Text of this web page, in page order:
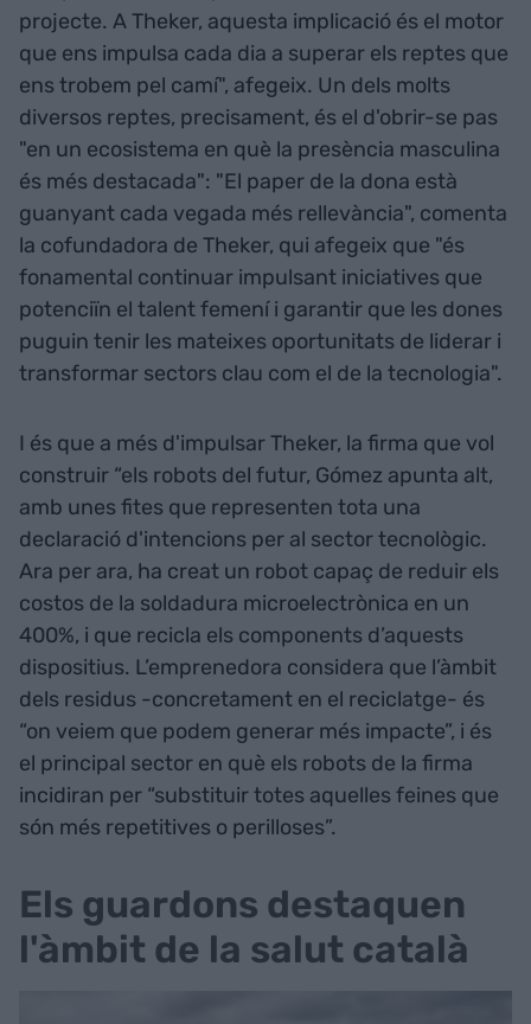
projecte. A Theker, aquesta implicació és el motor
que ens impulsa cada dia a superar els reptes que
ens trobem pel camí", afegeix. Un dels molts
diversos reptes, precisament, és el d'obrir-se pas
"en un ecosistema en què la presència masculina
és més destacada": "El paper de la dona està
guanyant cada vegada més rellevància", comenta
la cofundadora de Theker, qui afegeix que "és
fonamental continuar impulsant iniciatives que
potenciïn el talent femení i garantir que les dones
puguin tenir les mateixes oportunitats de liderar i
transformar sectors clau com el de la tecnologia".
I és que a més d'impulsar Theker, la firma que vol
construir “els robots del futur, Gómez apunta alt,
amb unes fites que representen tota una
declaració d'intencions per al sector tecnològic.
Ara per ara, ha creat un robot capaç de reduir els
costos de la soldadura microelectrònica en un
400%, i que recicla els components d’aquests
dispositius. L’emprenedora considera que l’àmbit
dels residus -concretament en el reciclatge- és
“on veiem que podem generar més impacte”, i és
el principal sector en què els robots de la firma
incidiran per “substituir totes aquelles feines que
són més repetitives o perilloses”.
Els guardons destaquen
l'àmbit de la salut català